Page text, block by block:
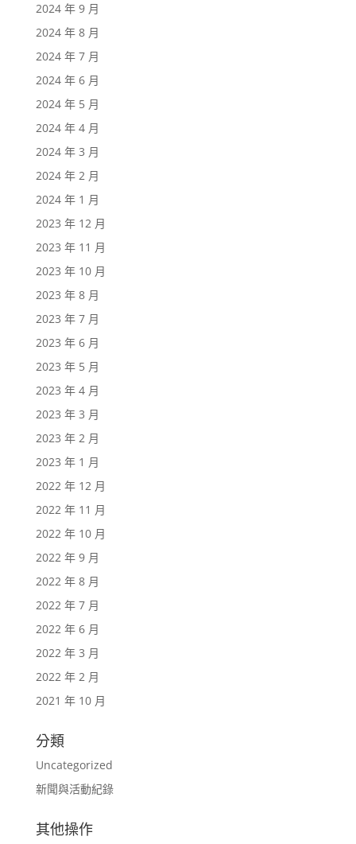
2024 年 9 月
2024 年 8 月
2024 年 7 月
2024 年 6 月
2024 年 5 月
2024 年 4 月
2024 年 3 月
2024 年 2 月
2024 年 1 月
2023 年 12 月
2023 年 11 月
2023 年 10 月
2023 年 8 月
2023 年 7 月
2023 年 6 月
2023 年 5 月
2023 年 4 月
2023 年 3 月
2023 年 2 月
2023 年 1 月
2022 年 12 月
2022 年 11 月
2022 年 10 月
2022 年 9 月
2022 年 8 月
2022 年 7 月
2022 年 6 月
2022 年 3 月
2022 年 2 月
2021 年 10 月
分類
Uncategorized
新聞與活動紀錄
其他操作